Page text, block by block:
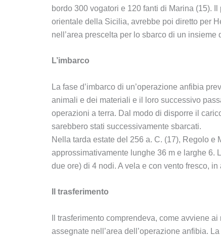
bordo 300 vogatori e 120 fanti di Marina (15).
orientale della Sicilia, avrebbe poi diretto per
nell’area prescelta per lo sbarco di un
L’imbarco
La fase d’imbarco di un’operazione anfibia
animali e dei materiali e il loro successivo
operazioni a terra. Dal modo di disporre il
sarebbero stati successivamente sbarcati.
Nella tarda estate del 256 a. C. (17), Regolo
approssimativamente lunghe 36 m e larghe 6.
due ore) di 4 nodi. A vela e con vento fresco,
Il trasferimento
Il trasferimento comprendeva, come avviene
assegnate nell’area dell’operazione anfibia.